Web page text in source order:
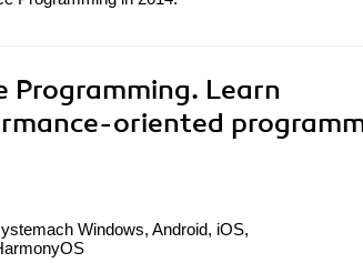
Programming. Learn
oriented
Windows, Android, iOS,